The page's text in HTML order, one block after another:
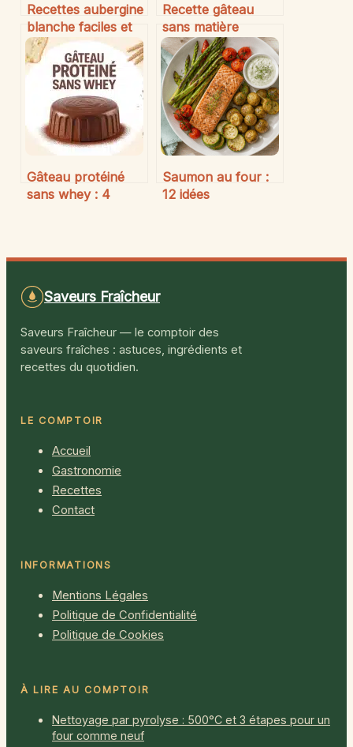
Recettes aubergine
blanche faciles et
savoureuses pour
toutes les envies
Recette gâteau
sans matière
grasse ni sucre :
idées gourmandes
et légères à tester
Gâteau protéiné
sans whey : 4
12g de protéines
Saumon au four :
12 idées
Saveurs Fraîcheur
Saveurs Fraîcheur — le comptoir des
saveurs fraîches : astuces, ingrédients et
recettes du quotidien.
LE COMPTOIR
Accueil
Gastronomie
Recettes
Contact
INFORMATIONS
Mentions Légales
Politique de Confidentialité
Politique de Cookies
À LIRE AU COMPTOIR
Nettoyage par pyrolyse : 500°C et 3 étapes pour un
four comme neuf